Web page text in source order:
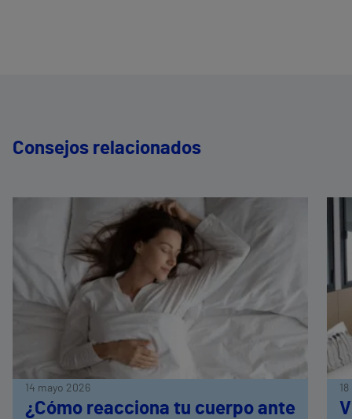
Consejos relacionados
14 mayo 2026
¿Cómo reacciona tu cuerpo ante